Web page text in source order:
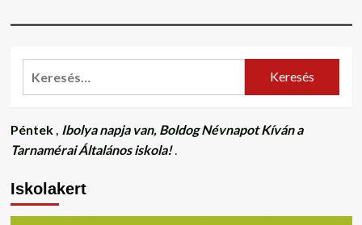
Péntek, Ibolya napja van, Boldog Névnapot Kíván a
Tarnamérai Általános iskola!.
Iskolakert